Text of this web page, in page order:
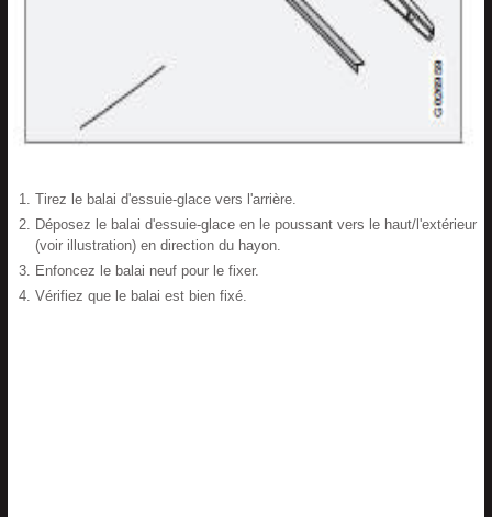
Tirez le balai d'essuie-glace vers l'arrière.
Déposez le balai d'essuie-glace en le poussant vers le haut/l'extérieur
(voir illustration) en direction du hayon.
Enfoncez le balai neuf pour le fixer.
Vérifiez que le balai est bien fixé.